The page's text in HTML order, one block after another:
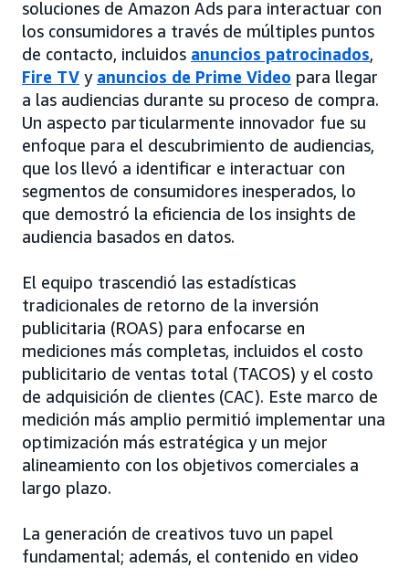
soluciones de Amazon Ads para interactuar con
los consumidores a través de múltiples puntos
de contacto, incluidos anuncios patrocinados,
Fire TV y anuncios de Prime Video para llegar
a las audiencias durante su proceso de compra.
Un aspecto particularmente innovador fue su
enfoque para el descubrimiento de audiencias,
que los llevó a identificar e interactuar con
segmentos de consumidores inesperados, lo
que demostró la eficiencia de los insights de
audiencia basados en datos.
El equipo trascendió las estadísticas
tradicionales de retorno de la inversión
publicitaria (ROAS) para enfocarse en
mediciones más completas, incluidos el costo
publicitario de ventas total (TACOS) y el costo
de adquisición de clientes (CAC). Este marco de
medición más amplio permitió implementar una
optimización más estratégica y un mejor
alineamiento con los objetivos comerciales a
largo plazo.
La generación de creativos tuvo un papel
fundamental; además, el contenido en video